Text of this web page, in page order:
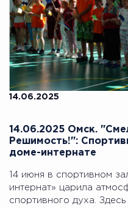
14.06.2025
14.06.2025 Омск.
Решимость!":
доме-интернате
14 июня в спортивном
интернат» царила
спортивного духа.